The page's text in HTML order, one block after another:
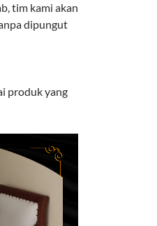
tim kami akan
dipungut
produk yang